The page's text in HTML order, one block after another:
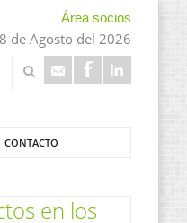
Área socios
de Agosto del 2026
CONTACTO
en los